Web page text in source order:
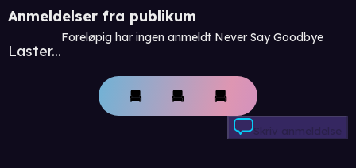
Anmeldelser fra publikum
Laster...
Foreløpig har ingen anmeldt Never Say Goodbye
Skriv anmeldelse